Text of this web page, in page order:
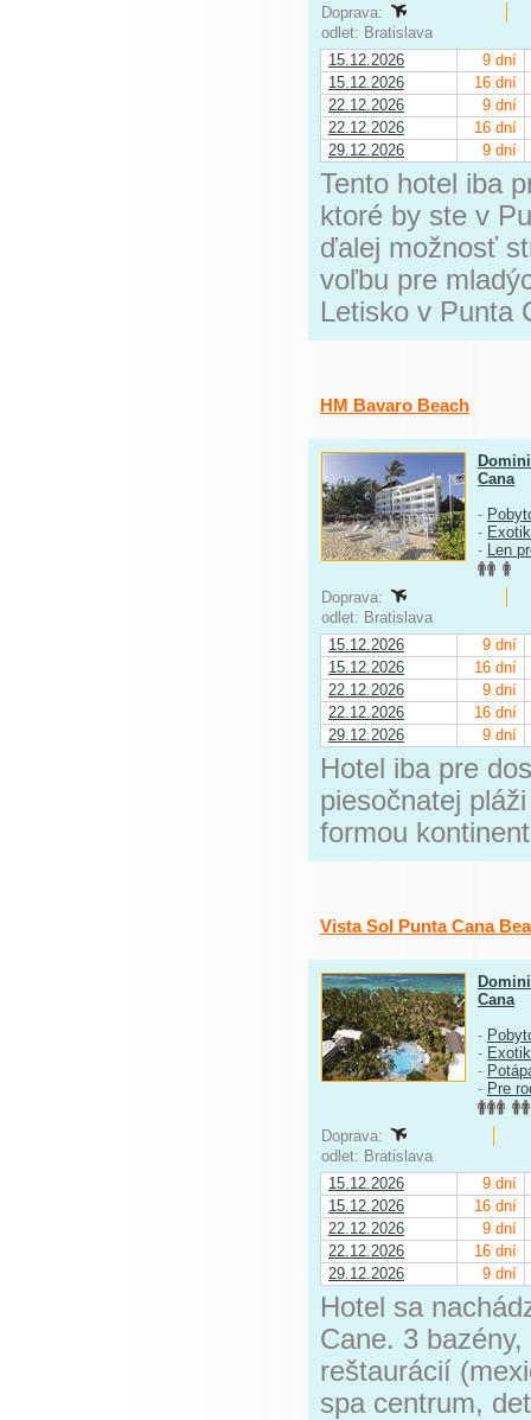
Doprava:
odlet: Bratislava
15.12.2026
9 dní
15.12.2026
16 dní
22.12.2026
9 dní
22.12.2026
16 dní
29.12.2026
9 dní
Tento hotel iba
ktoré by ste v
ďalej možnosť
voľbu pre
Letisko v Punta
HM Bavaro Beach
Cana
-
-
- Len
Doprava:
odlet: Bratislava
15.12.2026
9 dní
15.12.2026
16 dní
22.12.2026
9 dní
22.12.2026
16 dní
29.12.2026
9 dní
Hotel iba pre
piesočnatej
formou
Vista Sol Punta Cana
Cana
-
-
-
- Pre
Doprava:
odlet: Bratislava
15.12.2026
9 dní
15.12.2026
16 dní
22.12.2026
9 dní
22.12.2026
16 dní
29.12.2026
9 dní
Hotel sa
Cane. 3
reštaurácií
spa centrum,